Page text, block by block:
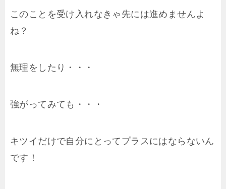
このことを受け入れなきゃ先には進めませんよ
ね？
無理をしたり・・・
強がってみても・・・
キツイだけで自分にとってプラスにはならないん
です！